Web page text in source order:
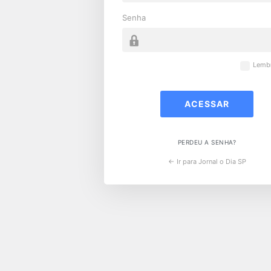
Senha
PERDEU A SENHA?
← Ir para Jornal o Dia SP